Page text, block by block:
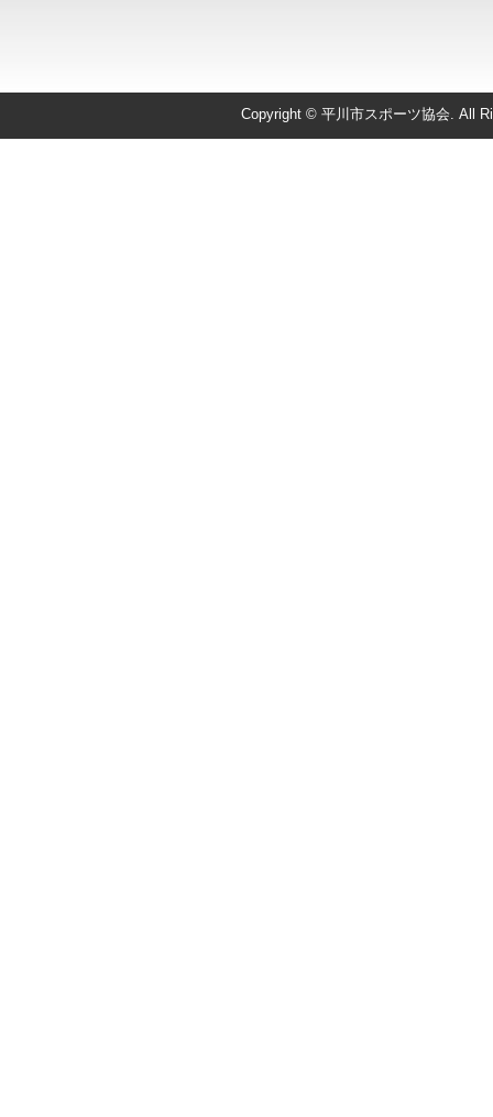
Copyright © 平川市スポーツ協会. All